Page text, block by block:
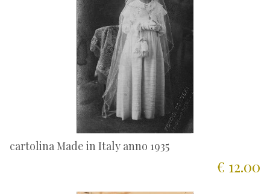
cartolina Made in Italy anno 1935
€ 12.00